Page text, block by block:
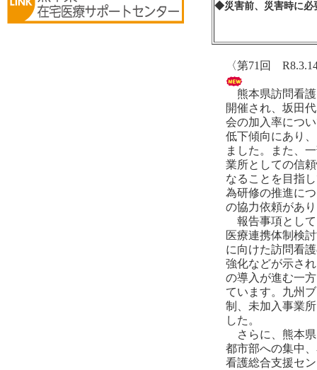
◆災害前、災害時に
〈第71回
熊本県訪問看護
開催され、坂田
会の加入率につ
低下傾向にあり
ました。また、
業所としての信
なることを目指
為研修の推進に
の協力依頼があ
報告事項として
医療連携体制検
に向けた訪問看
強化などが示さ
の導入が進む一
ています。九州
制、未加入事業
した。
さらに、熊本県
都市部への集中
看護総合支援セ